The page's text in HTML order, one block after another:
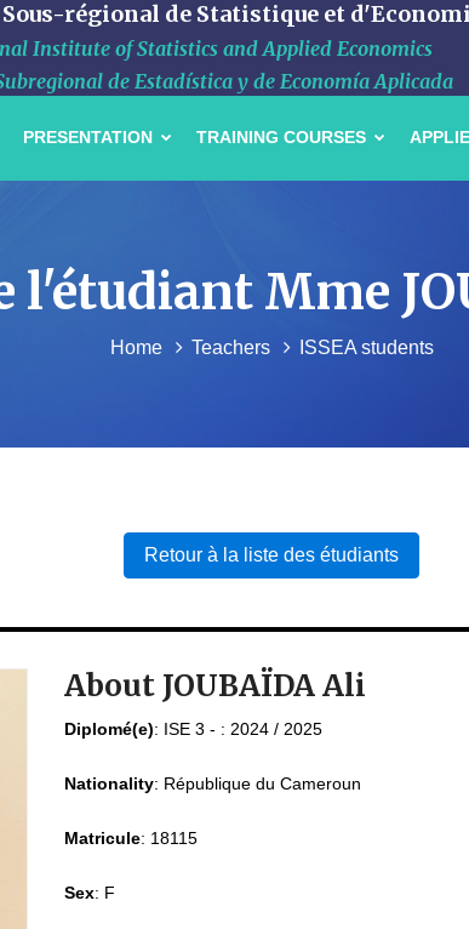
régional de Statistique et
Institute of Statistics and Applied Economics
de Estadística y de Economía Aplicada
PRESENTATION TRAINING COURSES
l'étudiant Mme
Home Teachers ISSEA students
Retour à la liste des étudiants
About JOUBAÏDA Ali
Diplomé(e): ISE 3 - : 2024 / 2025
Nationality: République du Cameroun
Matricule: 18115
Sex: F